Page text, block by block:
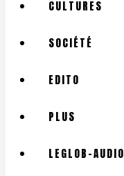
CULTURES
SOCIÉTÉ
EDITO
PLUS
LEGLOB-AUDIO